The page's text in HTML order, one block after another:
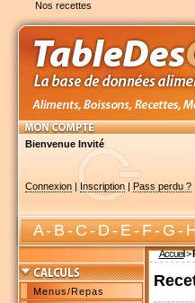
Nos recettes
Bienvenue Invité
Connexion| Inscription| Pass perdu ?
A-B-C-D-E-F-G-
Accueil>
Menus/Repas